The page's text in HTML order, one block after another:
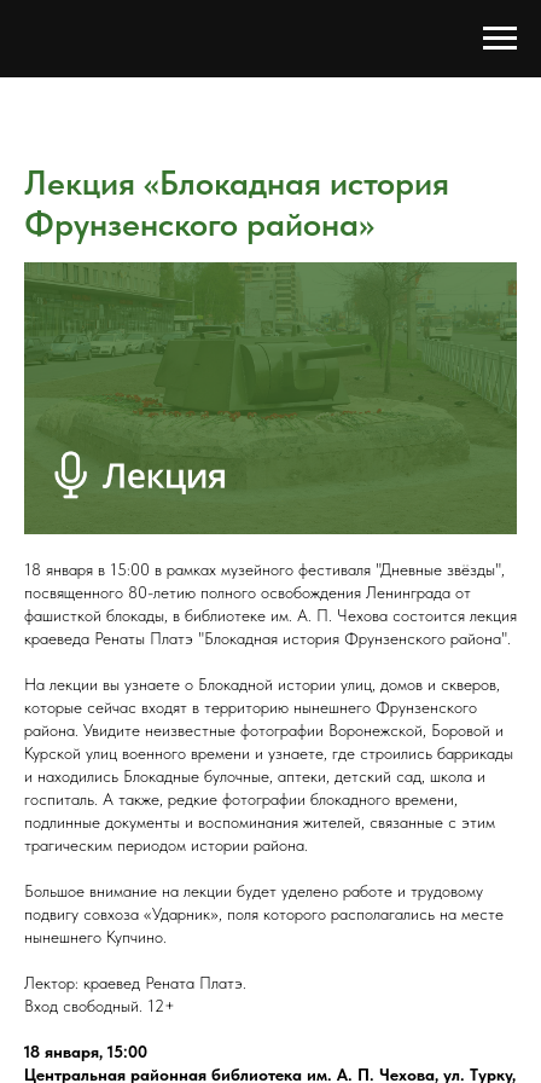
Лекция «Блокадная история
Фрунзенского района»
18 января в 15:00 в рамках музейного фестиваля "Дневные звёзды",
посвященного 80-летию полного освобождения Ленинграда от
фашисткой блокады, в библиотеке им. А. П. Чехова состоится лекция
краеведа Ренаты Платэ "Блокадная история Фрунзенского района".
На лекции вы узнаете о Блокадной истории улиц, домов и скверов,
которые сейчас входят в территорию нынешнего Фрунзенского
района. Увидите неизвестные фотографии Воронежской, Боровой и
Курской улиц военного времени и узнаете, где строились баррикады
и находились Блокадные булочные, аптеки, детский сад, школа и
госпиталь. А также, редкие фотографии блокадного времени,
подлинные документы и воспоминания жителей, связанные с этим
трагическим периодом истории района.
Большое внимание на лекции будет уделено работе и трудовому
подвигу совхоза «Ударник», поля которого располагались на месте
нынешнего Купчино.
Лектор: краевед Рената Платэ.
Вход свободный. 12+
18 января, 15:00
Центральная районная библиотека им. А. П. Чехова, ул. Турку,